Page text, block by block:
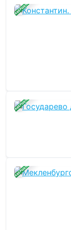
ЗАВЕРШЕНА
ЗАВЕРШЕНА
ЗАВЕРШЕНА